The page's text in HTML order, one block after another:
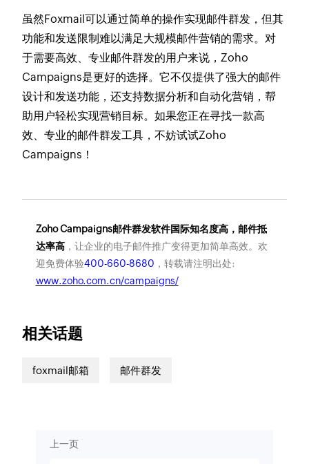
虽然Foxmail可以通过简单的操作实现邮件群发，但其
功能和发送限制难以满足大规模邮件营销的需求。对
于需要高效、专业邮件群发的用户来说，Zoho
Campaigns是更好的选择。它不仅提供了强大的邮件
设计和发送功能，还支持数据分析和自动化营销，帮
助用户轻松实现营销目标。如果您正在寻找一款高
效、专业的邮件群发工具，不妨试试Zoho
Campaigns！
Zoho Campaigns邮件群发软件国际知名度高，邮件抵
达率高，让企业的电子邮件推广变得更加简单高效。欢
迎免费体验400-660-8680 ，转载请注明出处:
www.zoho.com.cn/campaigns/
相关话题
foxmail邮箱 邮件群发
上一页